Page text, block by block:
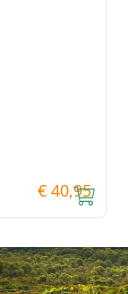
€ 40,95